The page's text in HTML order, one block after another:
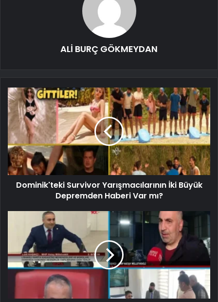
ALİ BURÇ GÖKMEYDAN
Dominik'teki Survivor Yarışmacılarının İki Büyük
Depremden Haberi Var mı?